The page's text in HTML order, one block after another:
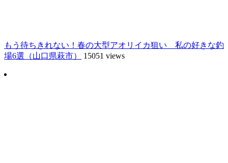
もう待ちきれない！春の大型アオリイカ狙い 私の好きな釣
場6選（山口県萩市）
15051 views